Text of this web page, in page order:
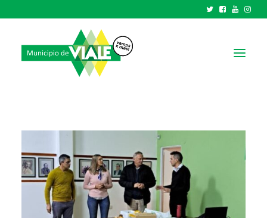
GOBIERNO
HCD
TRÁMITES Y SERVICIOS
CIUDAD
PARQUE INDUSTRIAL